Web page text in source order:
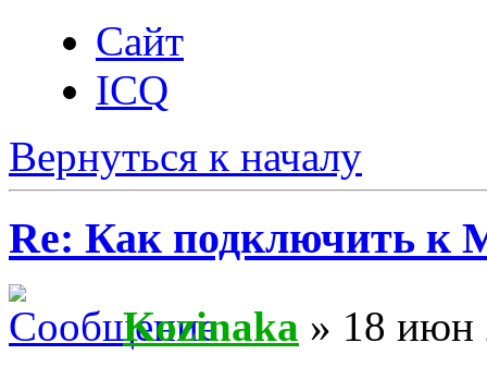
Сайт
ICQ
Вернуться к началу
Re: Как подключить к
Kozinaka » 18 июн